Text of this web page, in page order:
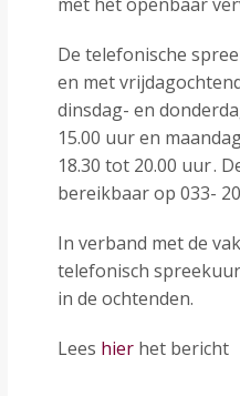
De telefonische
en met
dinsdag- en
15.00 uur en
18.30 tot 20.00 uur .
bereikbaar op 033-
In verband met de
telefonisch
in de ochtenden.
Lees hier het bericht